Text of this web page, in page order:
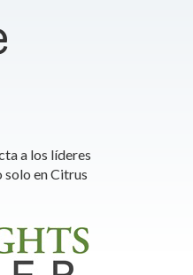
a los líderes
solo en Citrus